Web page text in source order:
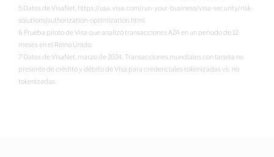
5 Datos de VisaNet, https://usa.visa.com/run-your-business/visa-security/risk-
solutions/authorization-optimization.html
6 Prueba piloto de Visa que analizó transacciones A2A en un periodo de 12
meses en el Reino Unido.
7 Datos de VisaNet, marzo de 2024. Transacciones mundiales con tarjeta no
presente de crédito y débito de Visa para credenciales tokenizadas vs. no
tokenizadas.